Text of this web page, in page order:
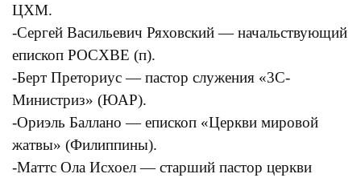
ЦХМ.
-Сергей Васильевич Ряховский — начальствующий
епископ РОСХВЕ (п).
-Берт Преториус — пастор служения «3С-
Министриз» (ЮАР).
-Ориэль Баллано — епископ «Церкви мировой
жатвы» (Филиппины).
-Маттс Ола Исхоел — старший пастор церкви